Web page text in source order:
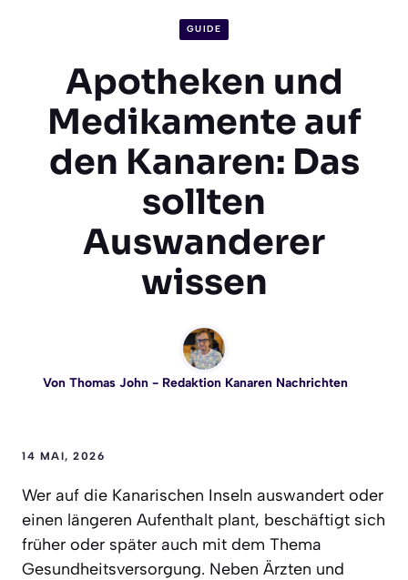
GUIDE
Apotheken und
Medikamente auf
den Kanaren: Das
sollten
Auswanderer
wissen
Von Thomas John- Redaktion Kanaren Nachrichten
14 MAI, 2026
Wer auf die Kanarischen Inseln auswandert oder
einen längeren Aufenthalt plant, beschäftigt sich
früher oder später auch mit dem Thema
Gesundheitsversorgung. Neben Ärzten und